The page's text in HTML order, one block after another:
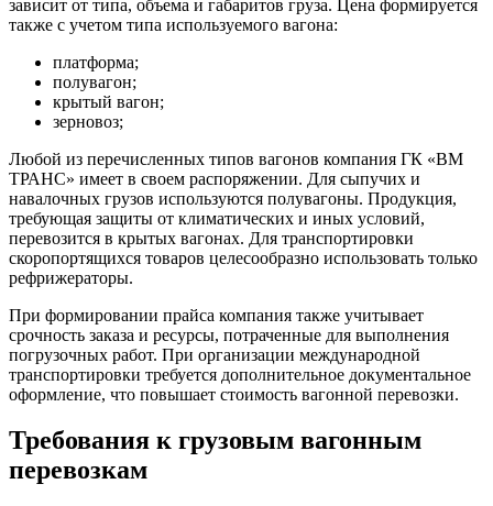
зависит от типа, объема и габаритов груза. Цена формируется
также с учетом типа используемого вагона:
платформа;
полувагон;
крытый вагон;
зерновоз;
Любой из перечисленных типов вагонов компания ГК «ВМ
ТРАНС» имеет в своем распоряжении. Для сыпучих и
навалочных грузов используются полувагоны. Продукция,
требующая защиты от климатических и иных условий,
перевозится в крытых вагонах. Для транспортировки
скоропортящихся товаров целесообразно использовать только
рефрижераторы.
При формировании прайса компания также учитывает
срочность заказа и ресурсы, потраченные для выполнения
погрузочных работ. При организации международной
транспортировки требуется дополнительное документальное
оформление, что повышает стоимость вагонной перевозки.
Требования к грузовым вагонным
перевозкам